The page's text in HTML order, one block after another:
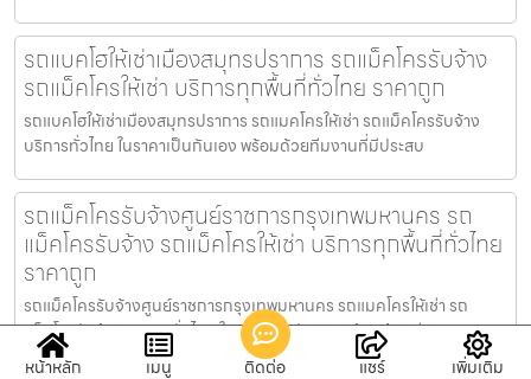
รถแบคโฮให้เช่าเมืองสมุทรปราการ รถแม็คโครรับจ้าง
รถแม็คโครให้เช่า บริการทุกพื้นที่ทั่วไทย ราคาถูก
รถแบคโฮให้เช่าเมืองสมุทรปราการ รถแมคโครให้เช่า รถแม็คโครรับจ้าง
บริการทั่วไทย ในราคาเป็นกันเอง พร้อมด้วยทีมงานที่มีประสบ
รถแม็คโครรับจ้างศูนย์ราชการกรุงเทพมหานคร รถ
แม็คโครรับจ้าง รถแม็คโครให้เช่า บริการทุกพื้นที่ทั่วไทย
ราคาถูก
รถแม็คโครรับจ้างศูนย์ราชการกรุงเทพมหานคร รถแมคโครให้เช่า รถ
แม็คโครรับจ้าง บริการทั่วไทย ในราคาเป็นกันเอง พร้อมด้วยทีมงาน
หน้าหลัก
เมนู ติดต่อ แชร์ เพิ่มเติม